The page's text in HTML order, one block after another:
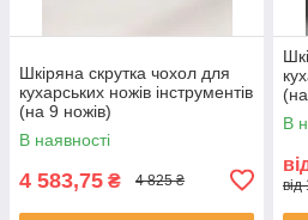
Шкіряна скрутка чохол для
кухарських ножів інструментів
(на 9 ножів)
В наявності
4 583,75 ₴ 4 825 ₴
В